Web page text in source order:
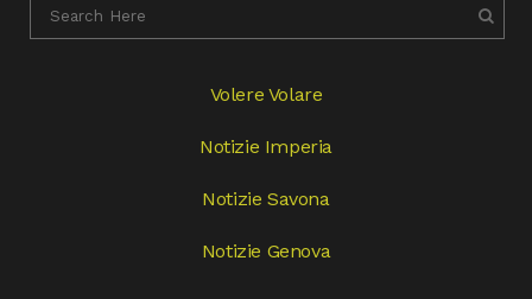
Volere Volare
Notizie Imperia
Notizie Savona
Notizie Genova